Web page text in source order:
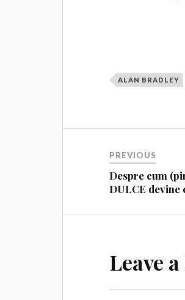
ALAN BRADLEY
PREVIOUS
Despre cum
DULCE
Leave